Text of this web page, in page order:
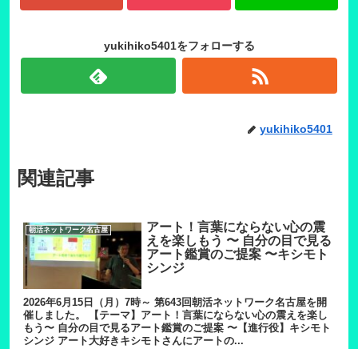
yukihiko5401をフォローする
yukihiko5401
関連記事
朝活ネットワーク名古屋
アート！言葉にならない心の震
えを楽しもう 〜 自分の目で見る
アート鑑賞のご提案 〜キシモト
シンジ
2026年6月15日（月）7時～ 第643回朝活ネットワーク名古屋を開
催しました。 【テーマ】アート！言葉にならない心の震えを楽し
もう〜 自分の目で見るアート鑑賞のご提案 〜【進行役】キシモト
シンジ アート大好きキシモトさんにアートの...